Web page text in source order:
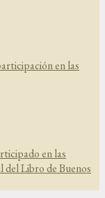
en las
en las
del Libro de Buenos